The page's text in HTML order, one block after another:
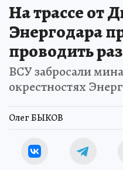
На трассе от
Энергодара
проводить
ВСУ забросали
окрестностях
Олег БЫКОВ